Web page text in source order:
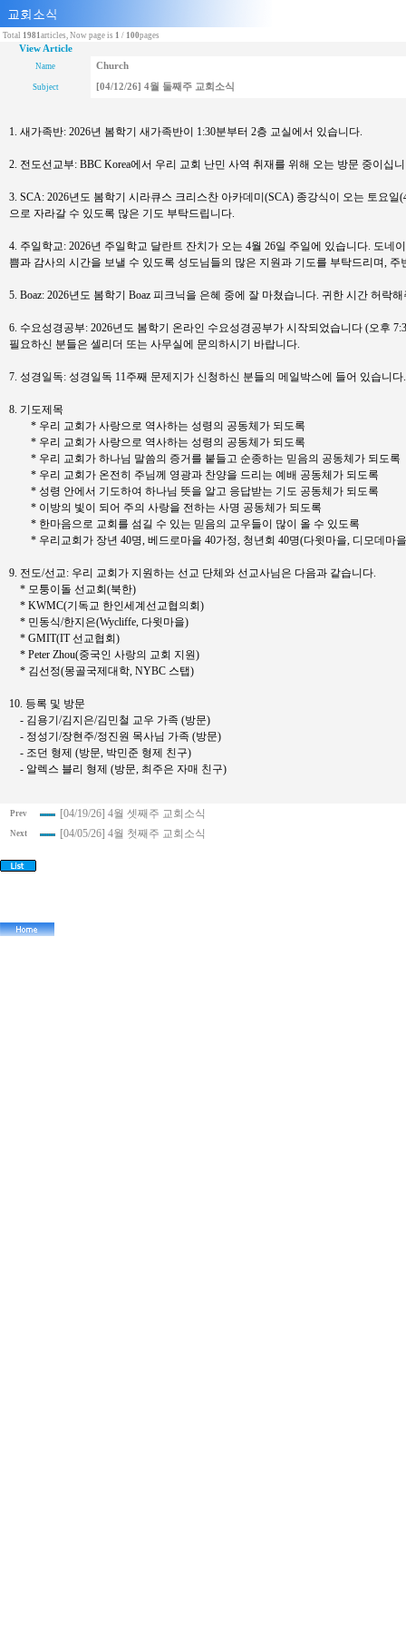
Total 1981articles, Now page is 1 / 100pages
View Article
Name Church
Subject [04/12/26] 4월 둘째주 교회소식
1. 새가족반: 2026년 봄학기 새가족반이 1:30분부터 2층 교실에서 있습니다.
2. 전도선교부: BBC Korea에서 우리 교회 난민 사역 취재를 위해 오는 방문 중이
3. SCA: 2026년도 봄학기 시라큐스 크리스찬 아카데미(SCA) 종강식이 오는 토요
으로 자라갈 수 있도록 많은 기도 부탁드립니다.
4. 주일학교: 2026년 주일학교 달란트 잔치가 오는 4월 26일 주일에 있습니다. 도
쁨과 감사의 시간을 보낼 수 있도록 성도님들의 많은 지원과 기도를 부탁드리며,
5. Boaz: 2026년도 봄학기 Boaz 피크닉을 은혜 중에 잘 마쳤습니다. 귀한 시간 허
6. 수요성경공부: 2026년도 봄학기 온라인 수요성경공부가 시작되었습니다 (오후
필요하신 분들은 셀리더 또는 사무실에 문의하시기 바랍니다.
7. 성경일독: 성경일독 11주째 문제지가 신청하신 분들의 메일박스에 들어 있습니
8. 기도제목
* 우리 교회가 사랑으로 역사하는 성령의 공동체가 되도록
* 우리 교회가 사랑으로 역사하는 성령의 공동체가 되도록
* 우리 교회가 하나님 말씀의 증거를 붙들고 순종하는 믿음의 공동체가 되도록
* 우리 교회가 온전히 주님께 영광과 찬양을 드리는 예배 공동체가 되도록
* 성령 안에서 기도하여 하나님 뜻을 알고 응답받는 기도 공동체가 되도록
* 이방의 빛이 되어 주의 사랑을 전하는 사명 공동체가 되도록
* 한마음으로 교회를 섬길 수 있는 믿음의 교우들이 많이 올 수 있도록
* 우리교회가 장년 40명, 베드로마을 40가정, 청년회 40명(다윗마을, 디모데마
9. 전도/선교: 우리 교회가 지원하는 선교 단체와 선교사님은 다음과 같습니다.
* 모퉁이돌 선교회(북한)
* KWMC(기독교 한인세계선교협의회)
* 민동식/한지은(Wycliffe, 다윗마을)
* GMIT(IT 선교협회)
* Peter Zhou(중국인 사랑의 교회 지원)
* 김선정(몽골국제대학, NYBC 스탭)
10. 등록 및 방문
- 김용기/김지은/김민철 교우 가족 (방문)
- 정성기/장현주/정진원 목사님 가족 (방문)
- 조던 형제 (방문, 박민준 형제 친구)
- 알렉스 블리 형제 (방문, 최주은 자매 친구)
Prev [04/19/26] 4월 셋째주 교회소식
Next [04/05/26] 4월 첫째주 교회소식